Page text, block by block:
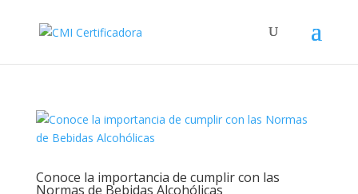
Conoce la importancia de cumplir con las
Normas de Bebidas Alcohólicas